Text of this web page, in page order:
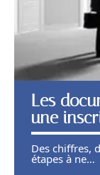
Les
une
Des chiffres,
étapes à ne…